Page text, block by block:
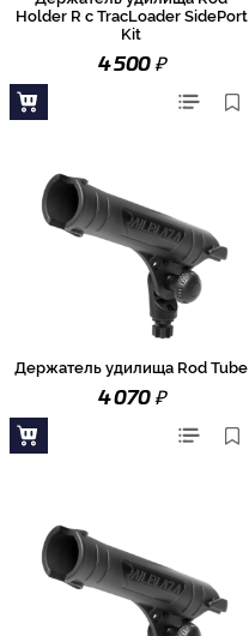
Holder R с TracLoader SidePort
Kit
4 500₽
Держатель удилища Rod Tube
4 070₽